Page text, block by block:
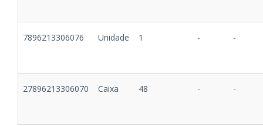
7896213306076 Unidade 1 - -
27896213306070 Caixa 48 - -